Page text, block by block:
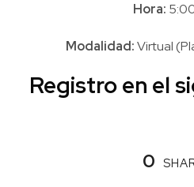
Hora:
Modalidad:Virtual
Registro en el
0